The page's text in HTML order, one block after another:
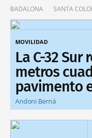
BADALONA SANTA
MOVILIDAD
La C-32 Sur
metros
pavimento
Andoni Berná